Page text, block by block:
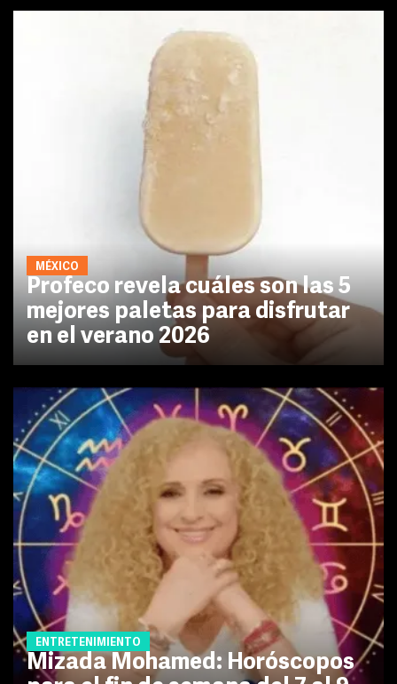
MÉXICO
Profeco revela cuáles son las 5
mejores paletas para disfrutar
en el verano 2026
ENTRETENIMIENTO
Mizada Mohamed: Horóscopos